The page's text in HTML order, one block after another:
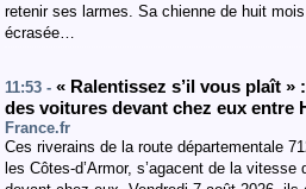
retenir ses larmes. Sa chienne de huit
écrasée…
11:53 - « Ralentissez s’il vous plaît
des voitures devant chez eux entre
France.fr
Ces riverains de la route départementale
les Côtes-d’Armor, s’agacent de la